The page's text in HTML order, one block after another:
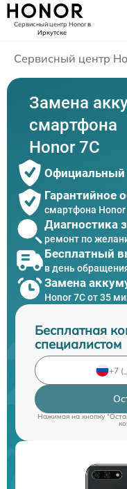
Сервисный центр Honorв
Иркутске
Сервисный центр
Замена
смартфона
Honor 7C
Официальный
Гарантийное
смартфона Honor
Диагностика
ремонт по
Бесплатный
в день
Замена
Honor 7C от 35
Бесплатная
специалистом
Нажимая на кнопку